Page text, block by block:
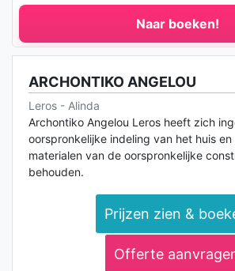
Naar boeken!
ARCHONTIKO ANGELOU
Leros - Alinda
Archontiko Angelou Leros heeft zich
oorspronkelijke indeling van het huis
materialen van de oorspronkelijke
behouden.
Prijzen zien &
Offerte